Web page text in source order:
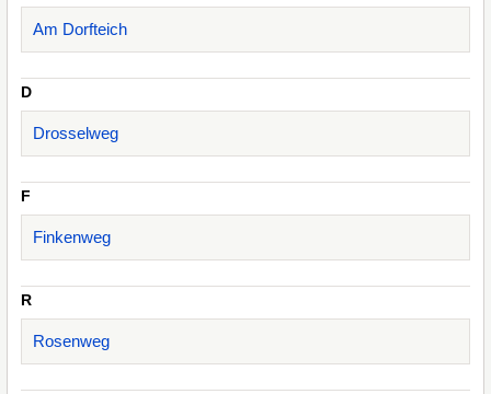
Am Dorfteich
D
Drosselweg
F
Finkenweg
R
Rosenweg